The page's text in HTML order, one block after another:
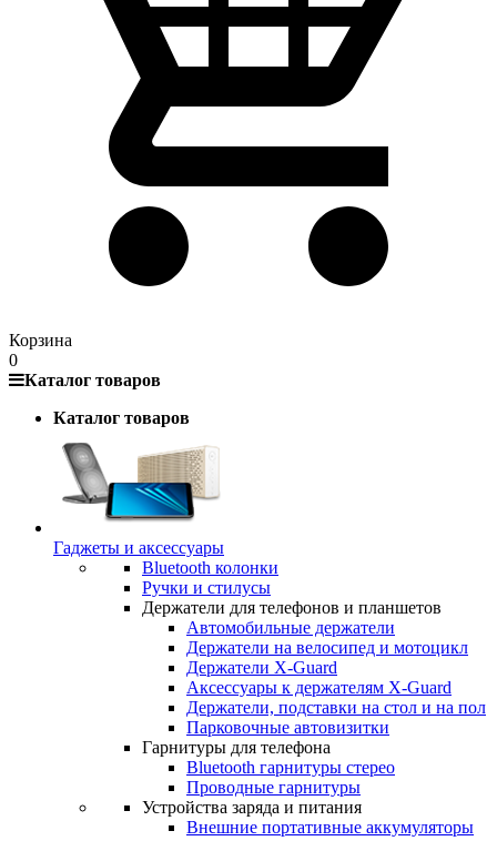
Корзина
0
Каталог товаров
Каталог товаров
Гаджеты и аксессуары
Bluetooth колонки
Ручки и стилусы
Держатели для телефонов и планшетов
Автомобильные держатели
Держатели на велосипед и мотоцикл
Держатели X-Guard
Аксессуары к держателям X-Guard
Держатели, подставки на стол и на пол
Парковочные автовизитки
Гарнитуры для телефона
Bluetooth гарнитуры стерео
Проводные гарнитуры
Устройства заряда и питания
Внешние портативные аккумуляторы